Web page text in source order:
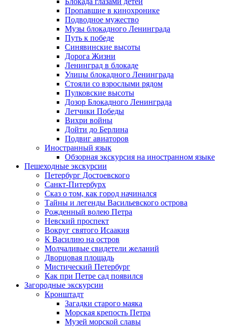
Пропавшие в кинохронике
Подводное мужество
Музы блокадного Ленинграда
Путь к победе
Синявинские высоты
Дорога Жизни
Ленинград в блокаде
Улицы блокадного Ленинграда
Стояли со взрослыми рядом
Пулковские высоты
Дозор Блокадного Ленинграда
Летчики Победы
Вихри войны
Дойти до Берлина
Подвиг авиаторов
Иностранный язык
Обзорная экскурсия на иностранном языке
Пешеходные экскурсии
Петербург Достоевского
Санкт-Питербурх
Сказ о том, как город начинался
Тайны и легенды Васильевского острова
Рожденный волею Петра
Невский проспект
Вокруг святого Исаакия
К Василию на остров
Молчаливые свидетели желаний
Дворцовая площадь
Мистический Петербург
Как при Петре сад появился
Загородные экскурсии
Кронштадт
Загадки старого маяка
Морская крепость Петра
Музей морской славы